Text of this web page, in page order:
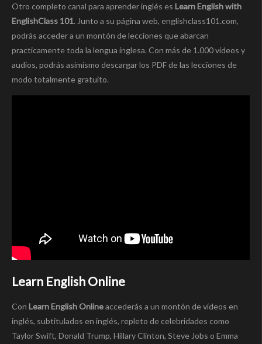
Otro completo canal para aprender inglés es Learn English with
EnglishClass 101. Junto a su página web, englishclass101.com,
podrás acceder a un montón de lecciones que abarcan
practicamente toda la lengua inglesa. Con más de 1.000 vídeos y
audios, podrás asimismo descargar los PDF de las lecciones de
modo totalmente gratuito.
Learn English Online
Con Learn English Onlineaccederás a un montón de vídeos en
inglés, subtitulados en inglés, repleto de celebridades como
Taylor Swift, Donald Trump, Hillary Clinton, Steve Jobs o Emma